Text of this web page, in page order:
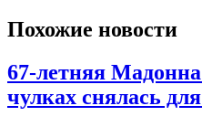
Похожие новости
67-летняя
чулках снялась